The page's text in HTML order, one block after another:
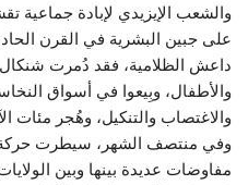
والشعب الإيزيدي لإبادة جماعية
على جبين البشرية في القرن
داعش الظلامية، فقد دُمرت
والأطفال، وبِيعوا في أسواق
والاغتصاب والتنكيل، وهُجر مئات
وفي منتصف الشهر، سيطرت حركة
مفاوضات عديدة بينها وبين